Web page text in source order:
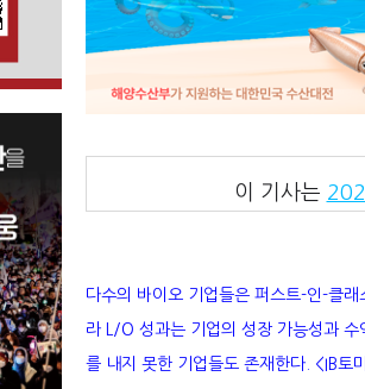
이 기사는
다수의 바이오 기업들은 퍼스트-인-클
라 L/O 성과는 기업의 성장 가능성과
를 내지 못한 기업들도 존재한다. <IB토